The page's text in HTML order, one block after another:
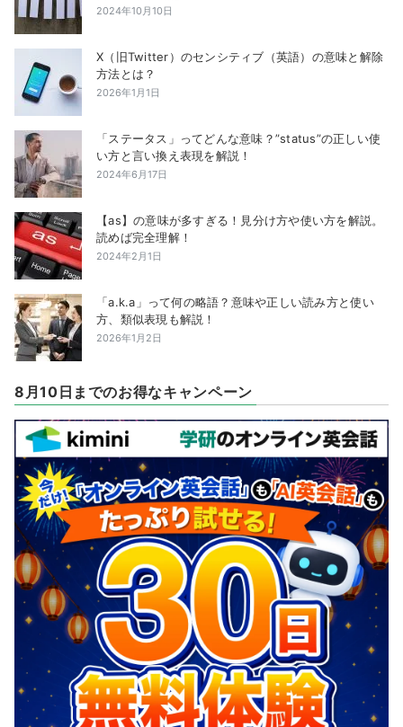
2024年10月10日
X（旧Twitter）のセンシティブ（英語）の意味と解除
方法とは？
2026年1月1日
「ステータス」ってどんな意味？”status”の正しい使
い方と言い換え表現を解説！
2024年6月17日
【as】の意味が多すぎる！見分け方や使い方を解説。
読めば完全理解！
2024年2月1日
「a.k.a」って何の略語？意味や正しい読み方と使い
方、類似表現も解説！
2026年1月2日
8月10日までのお得なキャンペーン